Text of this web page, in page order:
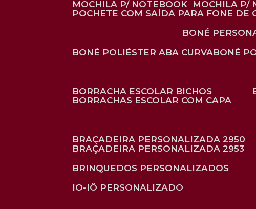
MOCHILA P/ NOTEBOOK
MOCHILA
POCHETE COM SAÍDA PARA FONE DE
BONÉ
BONÉ POLIÉSTER ABA CURVA
BONÉ
BORRACHA ESCOLAR BICHOS
BORRACHAS ESCOLAR COM CAPA
BRAÇADEIRA PERSONALIZADA 2950
BRAÇADEIRA PERSONALIZADA 2953
BRINQUEDOS PERSONALIZADOS
IO-IÔ PERSONALIZADO